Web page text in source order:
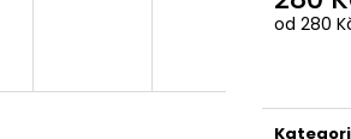
Měrná
od 280
SPACÍ ČEPICE